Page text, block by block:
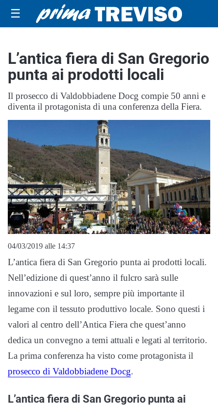
☰
L’antica fiera di San Gregorio
punta ai prodotti locali
Il prosecco di Valdobbiadene Docg compie 50 anni e
diventa il protagonista di una conferenza della Fiera.
04/03/2019 alle 14:37
L’antica fiera di San Gregorio punta ai prodotti locali.
Nell’edizione di quest’anno il fulcro sarà sulle
innovazioni e sul loro, sempre più importante il
legame con il tessuto produttivo locale. Sono questi i
valori al centro dell’Antica Fiera che quest’anno
dedica un convegno a temi attuali e legati al territorio.
La prima conferenza ha visto come protagonista il
prosecco di Valdobbiadene Docg.
L’antica fiera di San Gregorio punta ai